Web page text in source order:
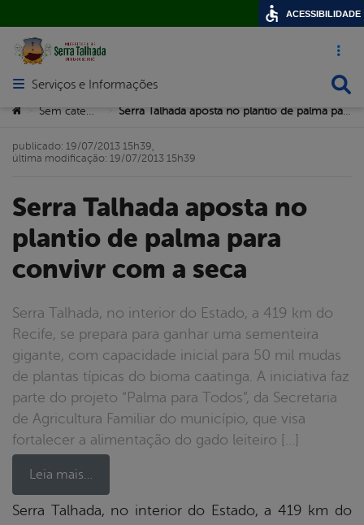
Acesso
Abrir menu principal de navegação
Serviços e Informações
Você está aqui:
> >
Serra Talhada aposta no
plantio de palma para
convivr com a seca
Serra Talhada, no interior do Estado, a 419 km do
Recife, se prepara para ganhar uma sementeira
gigante, com capacidade inicial para 50 mil mudas
de plantas típicas do bioma caatinga. A iniciativa faz
parte do projeto “Palma para Todos”, da Secretaria
de Agricultura Familiar do município, que visa
fortalecer a alimentação do gado leiteiro […]
Leia mais…
publicado: 19/07/2013 15h39,
última modificação: 19/07/2013 15h39
Serra Talhada, no interior do Estado, a 419 km do
ACESSIBILIDADE